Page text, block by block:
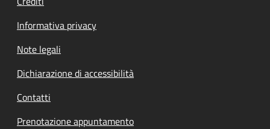
Informativa privacy
Note legali
Dichiarazione di accessibilità
Contatti
Prenotazione appuntamento